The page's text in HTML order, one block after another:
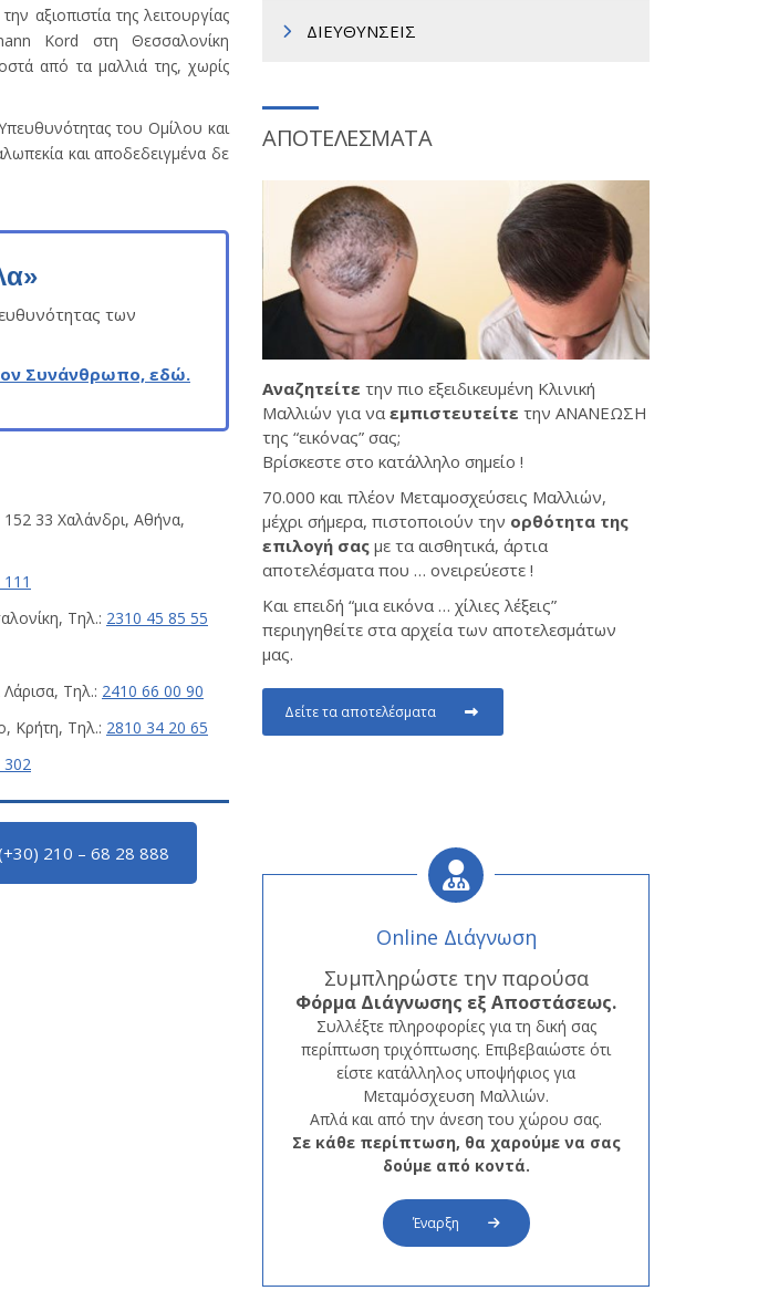
αξιοπιστία της λειτουργίας
Kord στη Θεσσαλονίκη
από τα μαλλιά της, χωρίς
του Ομίλου και
και αποδεδειγμένα δε
των
Συνάνθρωπο, εδώ.
33 Χαλάνδρι, Αθήνα,
Τηλ.: 2310 45 85 55
Τηλ.: 2410 66 00 90
Κρήτη, Τηλ.: 2810 34 20 65
302
210 – 68 28 888
ΔΙΕΥΘΥΝΣΕΙΣ
ΑΠΟΤΕΛΕΣΜΑΤΑ
Αναζητείτε την πιο εξειδικευμένη Κλινική
Μαλλιών για να εμπιστευτείτε την ΑΝΑΝΕΩΣΗ
της “εικόνας” σας;
Βρίσκεστε στο κατάλληλο σημείο !
70.000 και πλέον Μεταμοσχεύσεις Μαλλιών,
μέχρι σήμερα, πιστοποιούν την ορθότητα της
επιλογή σας με τα αισθητικά, άρτια
αποτελέσματα που … ονειρεύεστε !
Και επειδή “μια εικόνα … χίλιες λέξεις”
περιηγηθείτε στα αρχεία των αποτελεσμάτων
μας.
Δείτε τα αποτελέσματα
Online Διάγνωση
Συμπληρώστε την παρούσα
Φόρμα Διάγνωσης εξ Αποστάσεως.
Συλλέξτε πληροφορίες για τη δική σας
περίπτωση τριχόπτωσης. Επιβεβαιώστε ότι
είστε κατάλληλος υποψήφιος για
Μεταμόσχευση Μαλλιών.
Απλά και από την άνεση του χώρου σας.
Σε κάθε περίπτωση, θα χαρούμε να σας
δούμε από κοντά.
Έναρξη